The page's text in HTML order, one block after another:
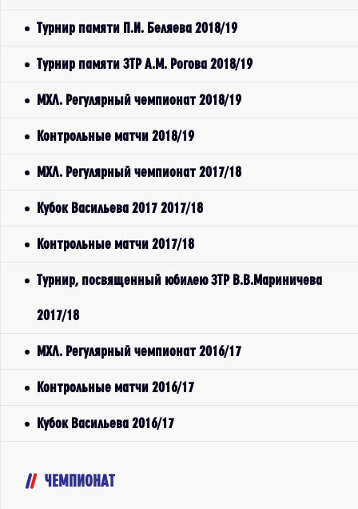
Турнир памяти П.И. Беляева 2018/19
Турнир памяти ЗТР А.М. Рогова 2018/19
МХЛ. Регулярный чемпионат 2018/19
Контрольные матчи 2018/19
МХЛ. Регулярный чемпионат 2017/18
Кубок Васильева 2017 2017/18
Контрольные матчи 2017/18
Турнир, посвященный юбилею ЗТР В.В.Мариничева
2017/18
МХЛ. Регулярный чемпионат 2016/17
Контрольные матчи 2016/17
Кубок Васильева 2016/17
ЧЕМПИОНАТ